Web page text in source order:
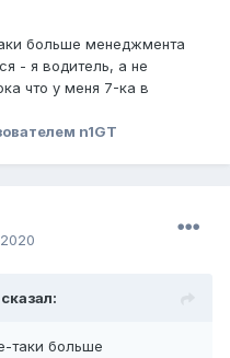
больше менеджмента
- я водитель, а не
что у меня 7-ка в
n1GT
таки больше